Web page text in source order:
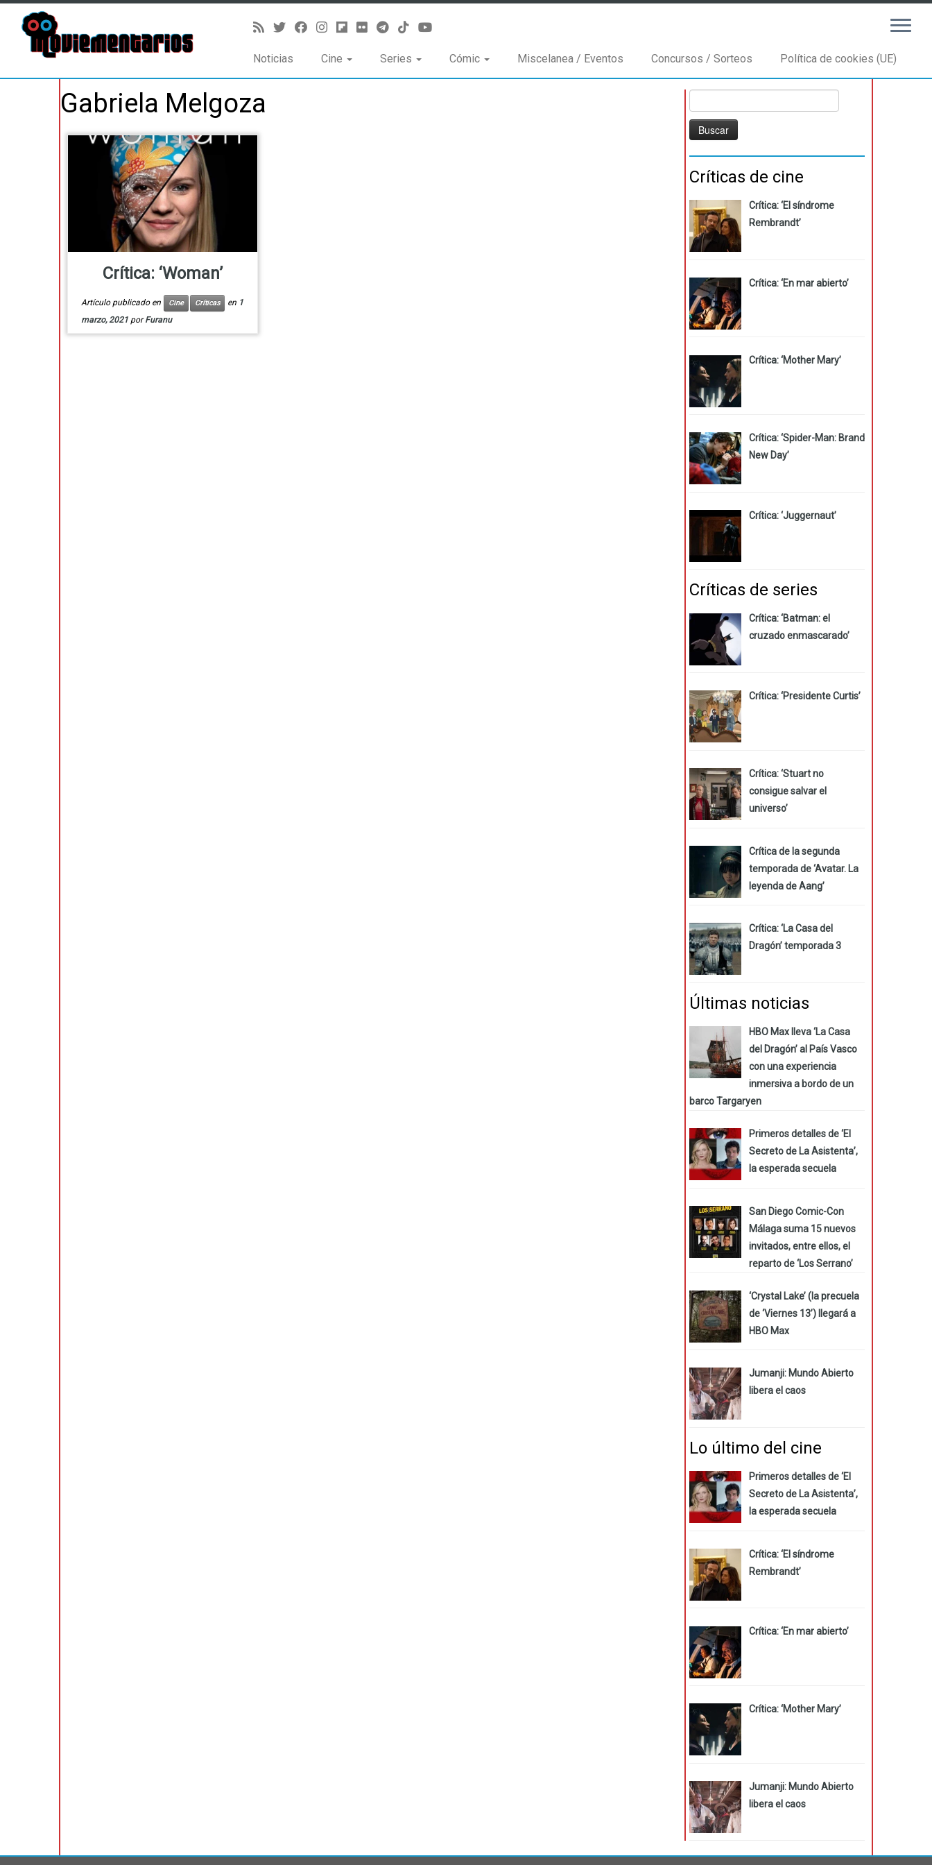
Noticias Cine Series Cómic Miscelanea / Eventos Concursos / Sorteos Política de cookies (UE)
Gabriela Melgoza
Crítica: ‘Woman’
Artículo publicado en Cine Críticas en 1
marzo, 2021 porFuranu
Críticas de cine
Crítica: ‘El síndrome
Rembrandt’
Crítica: ‘En mar abierto’
Crítica: ‘Mother Mary’
Crítica: ‘Spider-Man: Brand
New Day’
Crítica: ‘Juggernaut’
Críticas de series
Crítica: ‘Batman: el
cruzado enmascarado’
Crítica: ‘Presidente Curtis’
Crítica: ‘Stuart no
consigue salvar el
universo’
Crítica de la segunda
temporada de ‘Avatar. La
leyenda de Aang’
Crítica: ‘La Casa del
Dragón’ temporada 3
Últimas noticias
HBO Max lleva ‘La Casa
del Dragón’ al País Vasco
con una experiencia
inmersiva a bordo de un
barco Targaryen
Primeros detalles de ‘El
Secreto de La Asistenta’,
la esperada secuela
San Diego Comic-Con
Málaga suma 15 nuevos
invitados, entre ellos, el
reparto de ‘Los Serrano’
‘Crystal Lake’ (la precuela
de ‘Viernes 13’) llegará a
HBO Max
Jumanji: Mundo Abierto
libera el caos
Lo último del cine
Primeros detalles de ‘El
Secreto de La Asistenta’,
la esperada secuela
Crítica: ‘El síndrome
Rembrandt’
Crítica: ‘En mar abierto’
Crítica: ‘Mother Mary’
Jumanji: Mundo Abierto
libera el caos